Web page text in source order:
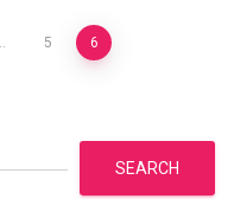
5 6
SEARCH